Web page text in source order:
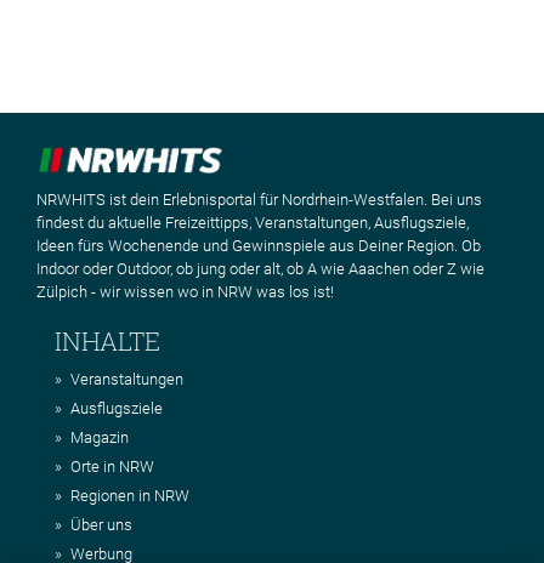
NRWHITS ist dein Erlebnisportal für Nordrhein-Westfalen. Bei uns
findest du aktuelle Freizeittipps, Veranstaltungen, Ausflugsziele,
Ideen fürs Wochenende und Gewinnspiele aus Deiner Region. Ob
Indoor oder Outdoor, ob jung oder alt, ob A wie Aaachen oder Z wie
Zülpich - wir wissen wo in NRW was los ist!
INHALTE
Veranstaltungen
Ausflugsziele
Magazin
Orte in NRW
Regionen in NRW
Über uns
Werbung